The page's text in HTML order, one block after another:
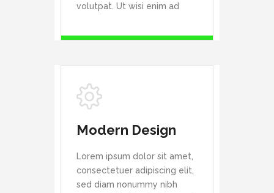
volutpat. Ut wisi enim ad
Modern Design
Lorem ipsum dolor sit amet,
consectetuer adipiscing elit,
sed diam nonummy nibh